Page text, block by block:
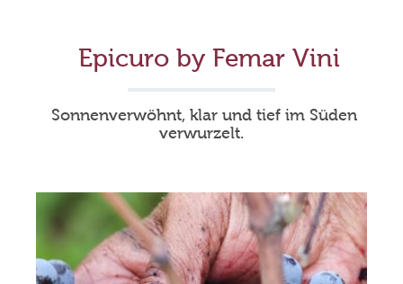
Epicuro by Femar Vini
Sonnenverwöhnt, klar und tief im Süden
verwurzelt.